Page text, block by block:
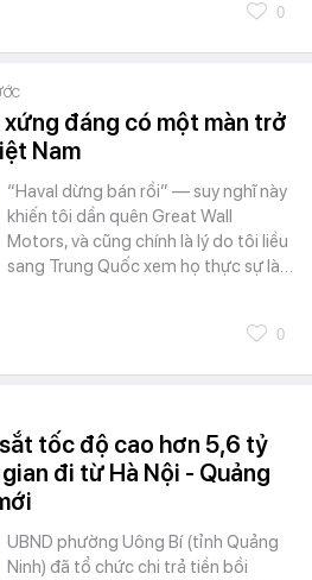
0
đáng có một màn trở
Nam
“Haval dừng bán rồi” — suy nghĩ này
khiến tôi dần quên Great Wall
Motors, và cũng chính là lý do tôi liều
sang Trung Quốc xem họ thực sự là…
0
tốc độ cao hơn 5,6 tỷ
đi từ Hà Nội - Quảng
UBND phường Uông Bí (tỉnh Quảng
Ninh) đã tổ chức chi trả tiền bồi